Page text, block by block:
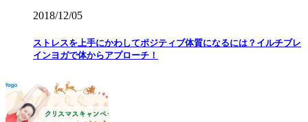
2018/12/05
ストレスを上手にかわしてポジティブ体質になるには？イルチブレ
インヨガで体からアプローチ！